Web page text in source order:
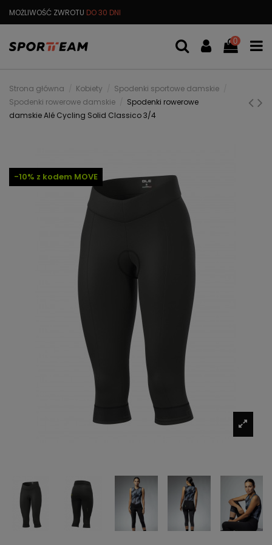
MOŻLIWOŚĆ ZWROTU DO 30 DNI
0
Strona główna Kobiety
Spodenki sportowe damskie
Spodenki rowerowe damskie
Spodenki rowerowe
damskie Alé Cycling Solid Classico 3/4
-10% z kodem MOVE